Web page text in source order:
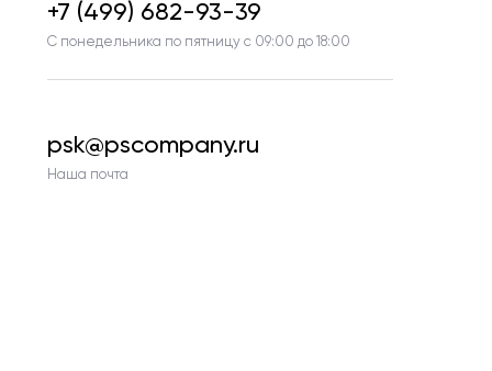
+7 (499) 682-93-39
С понедельника по пятницу с 09:00 до 18:00
psk@pscompany.ru
Наша почта